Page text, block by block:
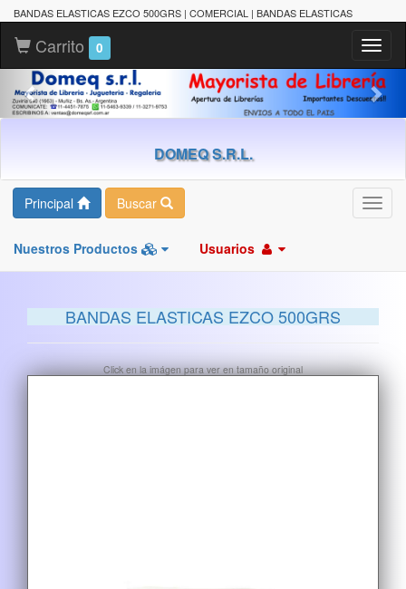
BANDAS ELASTICAS EZCO 500GRS | COMERCIAL | BANDAS ELASTICAS
Carrito 0
DOMEQ S.R.L.
Principal Buscar
Nuestros Productos Usuarios
BANDAS ELASTICAS EZCO 500GRS
Click en la imágen para ver en tamaño original